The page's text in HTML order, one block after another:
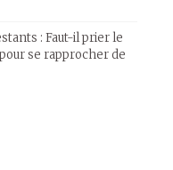
: Faut-il prier le
se rapprocher de